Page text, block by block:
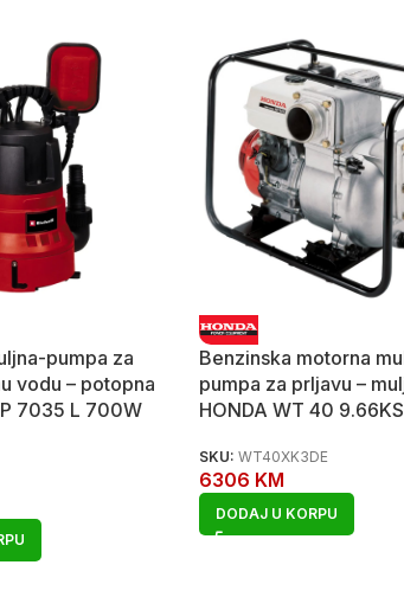
pumpa za
vodu – potopna
7035 L 700W
Benzinska motorna
pumpa za prljavu –
HONDA WT 40 9.66KS
SKU:WT40XK3DE
6306 KM
DODAJ U KORPU